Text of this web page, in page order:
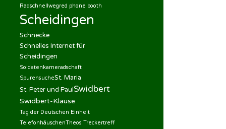
Radschnellwegred phone booth
Scheidingen
Schnecke
Schnelles Internet für
Scheidingen
Soldatenkameradschaft
SpurensucheSt. Maria
St. Peter und PaulSwidbert
Swidbert-Klause
Tag der Deutschen Einheit
TelefonhäuschenTheos Treckertreff